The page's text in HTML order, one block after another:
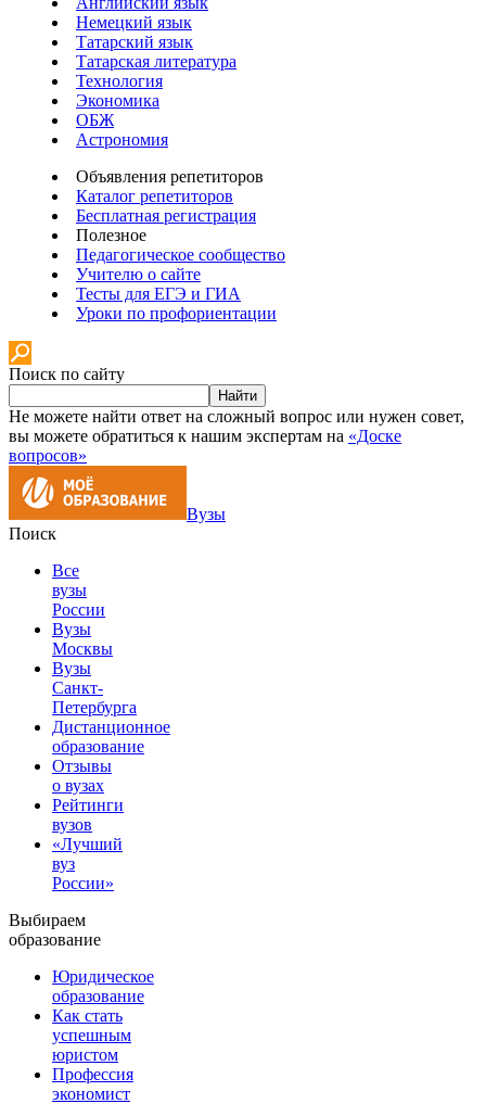
Немецкий язык
Татарский язык
Татарская литература
Технология
Экономика
ОБЖ
Астрономия
Объявления репетиторов
Каталог репетиторов
Бесплатная регистрация
Полезное
Педагогическое сообщество
Учителю о сайте
Тесты для ЕГЭ и ГИА
Уроки по профориентации
Поиск по сайту
Найти
Не можете найти ответ на сложный вопрос или нужен совет,
вы можете обратиться к нашим экспертам на «Доске
вопросов»
Вузы
Поиск
Все
вузы
России
Вузы
Москвы
Вузы
Санкт-
Петербурга
Дистанционное
образование
Отзывы
о вузах
Рейтинги
вузов
«Лучший
вуз
России»
Выбираем
образование
Юридическое
образование
Как стать
успешным
юристом
Профессия
экономист